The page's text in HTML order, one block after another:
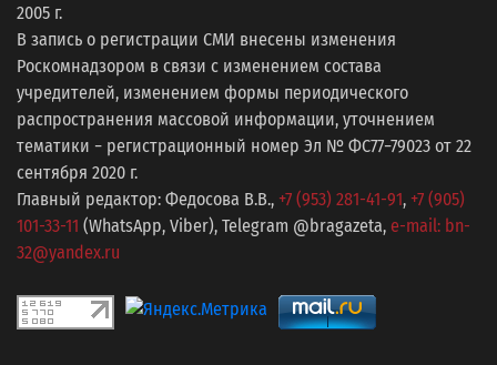
2005 г.
В запись о регистрации СМИ внесены изменения
Роскомнадзором в связи с изменением состава
учредителей, изменением формы периодического
распространения массовой информации, уточнением
тематики − регистрационный номер Эл № ФС77−79023 от 22
сентября 2020 г.
Главный редактор: Федосова В.В., +7 (953) 281-41-91, +7 (905)
101-33-11 (WhatsApp, Viber), Telegram @bragazeta, e-mail: bn-
32@yandex.ru